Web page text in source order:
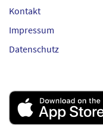
Kontakt
Impressum
Datenschutz